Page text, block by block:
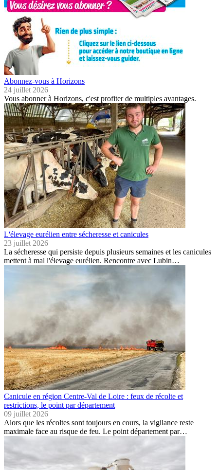
Abonnez-vous à Horizons
24 juillet 2026
Vous abonner à Horizons, c'est profiter de multiples avantages.
L'élevage eurélien entre sécheresse et canicules
23 juillet 2026
La sécheresse qui persiste depuis plusieurs semaines et les canicules
mettent à mal l'élevage eurélien. Rencontre avec Lubin…
Canicule en région Centre-Val de Loire : feux de récolte et
restrictions, le point par département
09 juillet 2026
Alors que les récoltes sont toujours en cours, la vigilance reste
maximale face au risque de feu. Le point département par…